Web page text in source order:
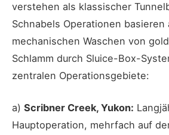
verstehen als klassischer
Schnabels Operationen basieren
mechanischen Waschen von
Schlamm durch Sluice-Box-
zentralen Operationsgebiete:
a) Scribner Creek, Yukon:
Hauptoperation, mehrfach auf